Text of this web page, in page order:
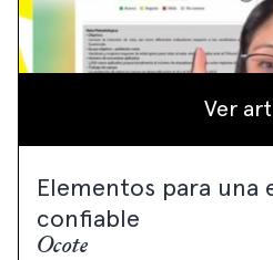
Ver
Elementos para una
confiable
Ocote